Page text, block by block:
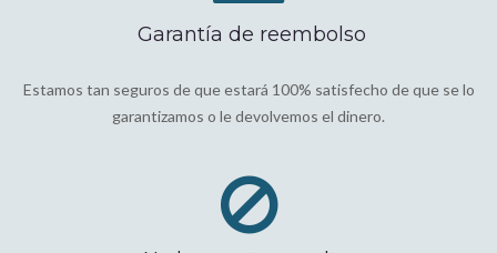
Garantía de reembolso
Estamos tan seguros de que estará 100% satisfecho de que se lo
garantizamos o le devolvemos el dinero.